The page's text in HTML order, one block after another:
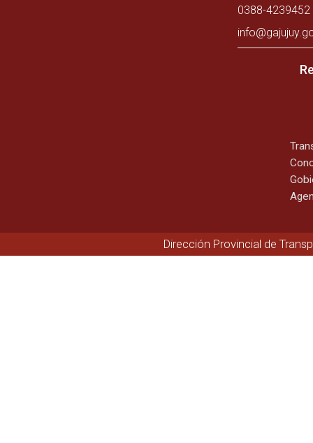
0388-
Dirección Provincial de